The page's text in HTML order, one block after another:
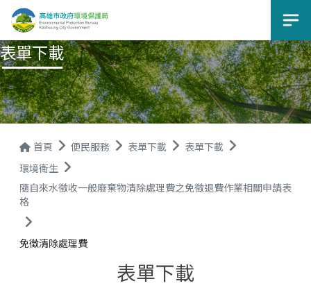
選
表單下載
首頁 便民服務 表單下載
表單下載
環境衛生
隨自來水徵收一般廢棄物清除處理費之免徵退費作業相關申請表
格
免徵清除處理費
表單下載